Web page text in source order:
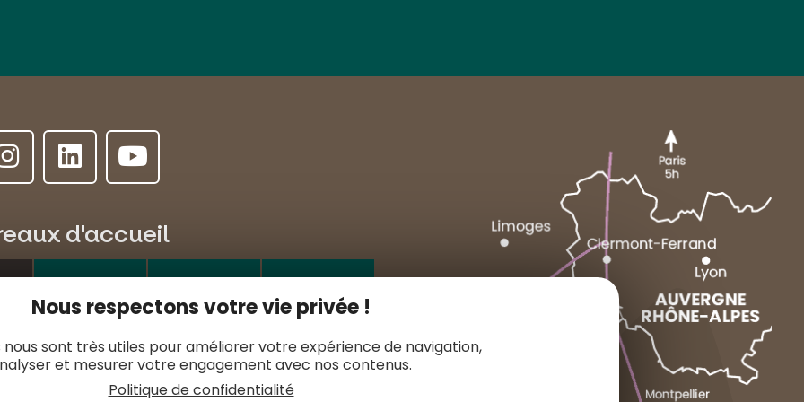
d'accueil
ALLANCHE LE LIORAN MASSIAC MARCENAT NEUSSARGUES
Nous respectons votre vie privée !
nous sont très utiles pour améliorer votre expérience de navigation,
et mesurer votre engagement avec nos contenus.
Politique de confidentialité